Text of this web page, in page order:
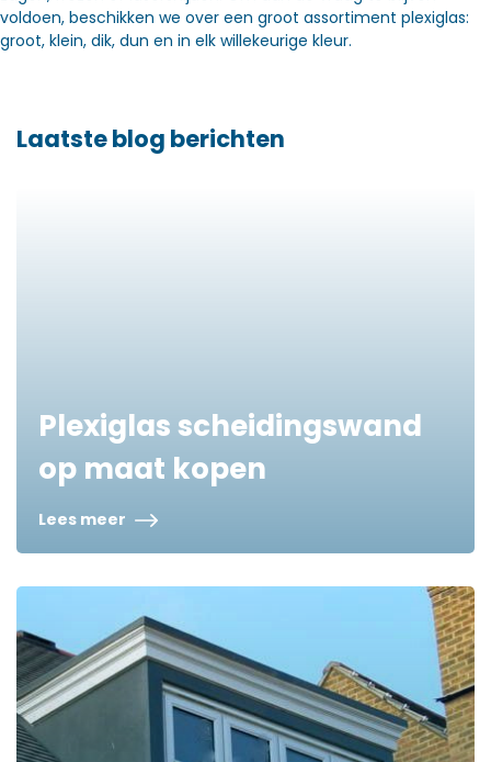
voldoen, beschikken we over een groot assortiment plexiglas:
groot, klein, dik, dun en in elk willekeurige kleur.
Laatste blog berichten
Plexiglas scheidingswand
op maat kopen
Lees meer